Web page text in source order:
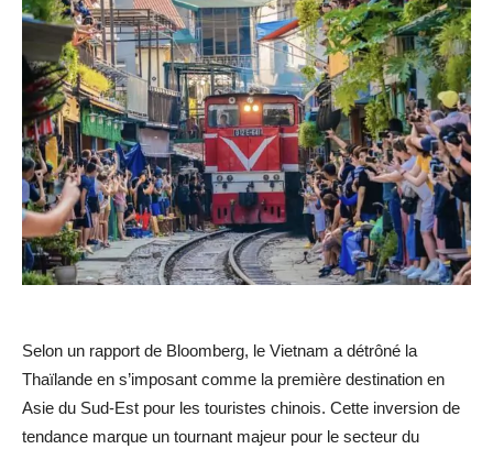
Selon un rapport de Bloomberg, le Vietnam a détrôné la
Thaïlande en s’imposant comme la première destination en
Asie du Sud-Est pour les touristes chinois. Cette inversion de
tendance marque un tournant majeur pour le secteur du